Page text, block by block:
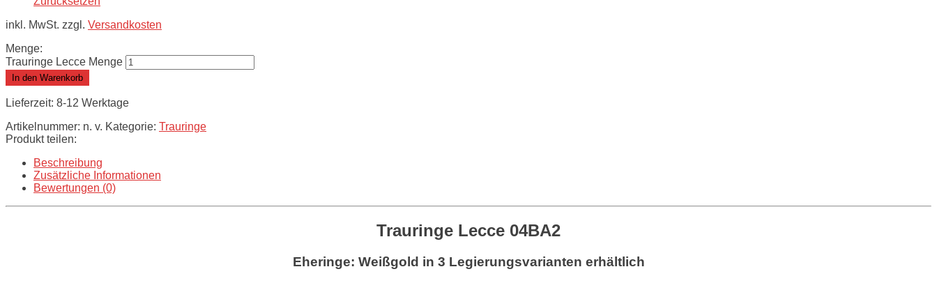
inkl. MwSt. zzgl. Versandkosten
Menge:
Trauringe Lecce Menge
In den Warenkorb
Lieferzeit: 8-12 Werktage
Artikelnummer: n. v. Kategorie: Trauringe
Produkt teilen:
Beschreibung
Zusätzliche Informationen
Bewertungen (0)
Trauringe Lecce 04BA2
Eheringe: Weißgold in 3 Legierungsvarianten erhältlich